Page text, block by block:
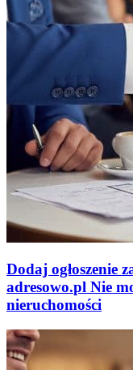
Dodaj ogłoszenie
adresowo.pl Nie
nieruchomości